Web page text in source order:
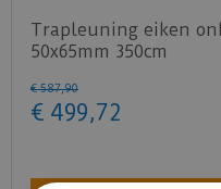
Trapleuning eiken
50x65mm 350cm
€ 587,90
€ 499,72